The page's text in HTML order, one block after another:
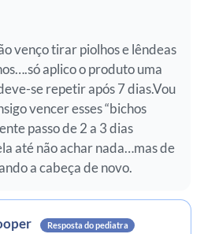
venço tirar piolhos e lêndeas
aplico o produto uma
se repetir após 7 dias.Vou
vencer esses “bichos
passo de 2 a 3 dias
até não achar nada…mas de
a cabeça de novo.
Resposta do pediatra